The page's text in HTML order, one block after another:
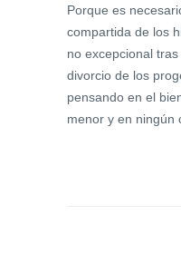
Porque es
compartida de los
no excepcional
divorcio de los
pensando en el
menor y en ningún